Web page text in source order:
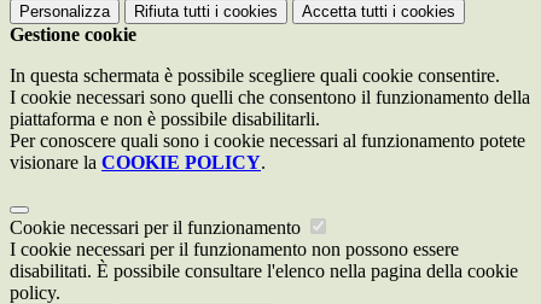
Personalizza Rifiuta tutti i cookies Accetta tutti i cookies
Gestione cookie
In questa schermata è possibile scegliere quali cookie consentire.
I cookie necessari sono quelli che consentono il funzionamento della
piattaforma e non è possibile disabilitarli.
Per conoscere quali sono i cookie necessari al funzionamento potete
visionare la COOKIE POLICY.
Cookie necessari per il funzionamento
I cookie necessari per il funzionamento non possono essere
disabilitati. È possibile consultare l'elenco nella pagina della cookie
policy.